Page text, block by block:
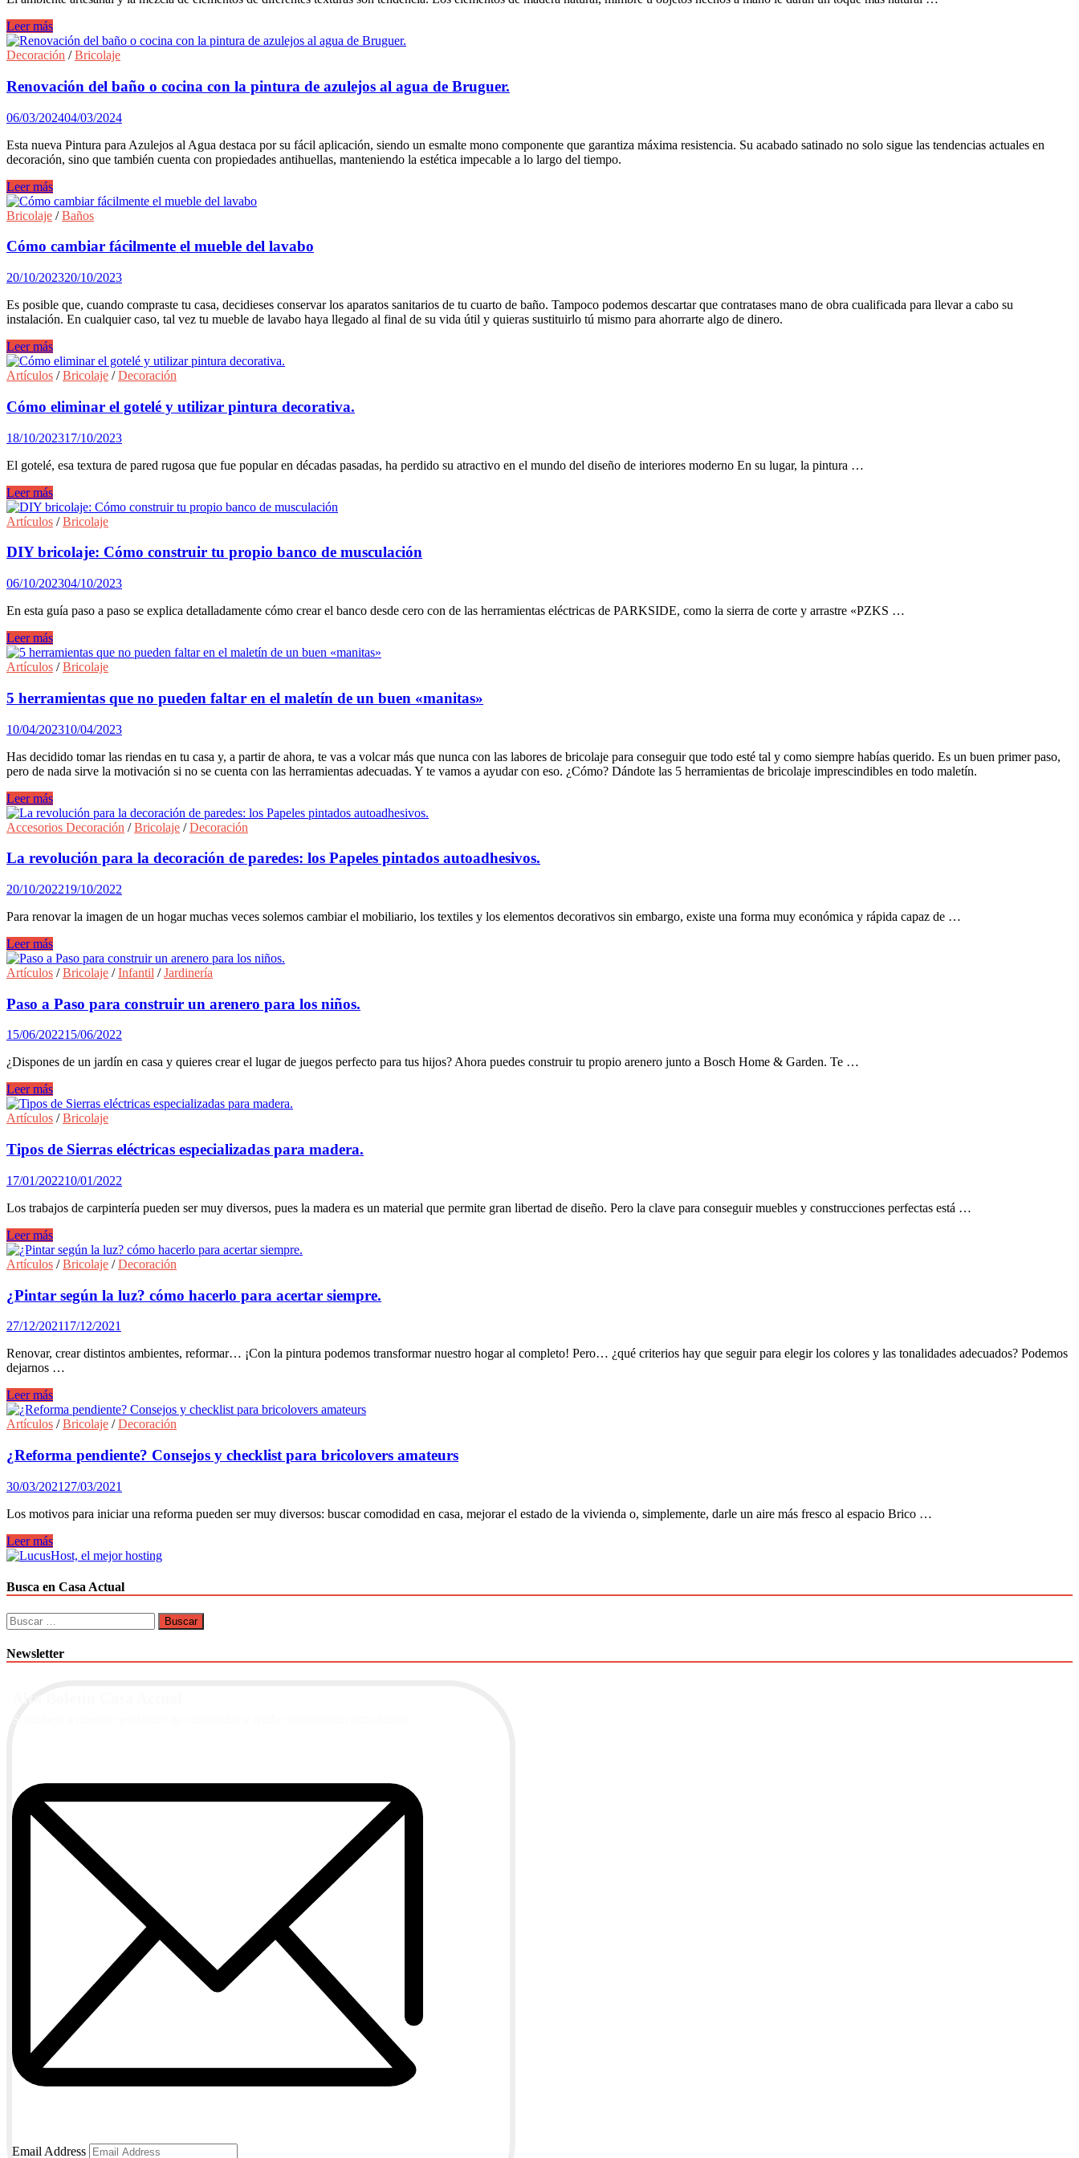
DIY
para
dar
toque
envejecido
a
un
marco
de
Leer más
Decoración /Bricolaje
Renovación del baño o cocina con la pintura de azulejos al agua de Bruguer.
06/03/202404/03/2024
Esta nueva Pintura para Azulejos al Agua destaca por su fácil aplicación, siendo un esmalte mono componente que garantiza máxima resistencia. Su acabado satinado no solo sigue las tendencias actuales en
decoración, sino que también cuenta con propiedades antihuellas, manteniendo la estética impecable a lo largo del tiempo.
Renovación
del
baño
cocina
la
pintura
de
azulejos
agua
de
Bruguer.
Leer más
Bricolaje /Baños
Cómo cambiar fácilmente el mueble del lavabo
20/10/202320/10/2023
Es posible que, cuando compraste tu casa, decidieses conservar los aparatos sanitarios de tu cuarto de baño. Tampoco podemos descartar que contratases mano de obra cualificada para llevar a cabo su
instalación. En cualquier caso, tal vez tu mueble de lavabo haya llegado al final de su vida útil y quieras sustituirlo tú mismo para ahorrarte algo de dinero.
Cómo
cambiar
fácilmente
mueble
del
lavabo
Leer más
Artículos /Bricolaje /Decoración
Cómo eliminar el gotelé y utilizar pintura decorativa.
18/10/202317/10/2023
El gotelé, esa textura de pared rugosa que fue popular en décadas pasadas, ha perdido su atractivo en el mundo del diseño de interiores moderno En su lugar, la pintura …
Cómo
eliminar
el
y
pintura
decorativa.
Leer más
Artículos /Bricolaje
DIY bricolaje: Cómo construir tu propio banco de musculación
06/10/202304/10/2023
En esta guía paso a paso se explica detalladamente cómo crear el banco desde cero con de las herramientas eléctricas de PARKSIDE, como la sierra de corte y arrastre «PZKS …
DIY
bricolaje:
Cómo
tu
propio
banco
de
musculación
Leer más
Artículos /Bricolaje
5 herramientas que no pueden faltar en el maletín de un buen «manitas»
10/04/202310/04/2023
Has decidido tomar las riendas en tu casa y, a partir de ahora, te vas a volcar más que nunca con las labores de bricolaje para conseguir que todo esté tal y como siempre habías querido. Es un buen primer paso,
pero de nada sirve la motivación si no se cuenta con las herramientas adecuadas. Y te vamos a ayudar con eso. ¿Cómo? Dándote las 5 herramientas de bricolaje imprescindibles en todo maletín.
5
herramientas
que
pueden
en
el
maletín
un
buen
«manitas»
Leer más
Accesorios Decoración /Bricolaje /Decoración
La revolución para la decoración de paredes: los Papeles pintados autoadhesivos.
20/10/202219/10/2022
Para renovar la imagen de un hogar muchas veces solemos cambiar el mobiliario, los textiles y los elementos decorativos sin embargo, existe una forma muy económica y rápida capaz de …
La
revolución
para
decoración
de
paredes:
los
Papeles
pintados
autoadhesivos.
Leer más
Artículos /Bricolaje /Infantil /Jardinería
Paso a Paso para construir un arenero para los niños.
15/06/202215/06/2022
¿Dispones de un jardín en casa y quieres crear el lugar de juegos perfecto para tus hijos? Ahora puedes construir tu propio arenero junto a Bosch Home & Garden. Te …
Paso
a
Paso
construir
un
arenero
para
los
Leer más
Artículos /Bricolaje
Tipos de Sierras eléctricas especializadas para madera.
17/01/202210/01/2022
Los trabajos de carpintería pueden ser muy diversos, pues la madera es un material que permite gran libertad de diseño. Pero la clave para conseguir muebles y construcciones perfectas está …
Tipos
de
Sierras
especializadas
para
madera.
Leer más
Artículos /Bricolaje /Decoración
¿Pintar según la luz? cómo hacerlo para acertar siempre.
27/12/202117/12/2021
Renovar, crear distintos ambientes, reformar… ¡Con la pintura podemos transformar nuestro hogar al completo! Pero… ¿qué criterios hay que seguir para elegir los colores y las tonalidades adecuados? Podemos
dejarnos …
¿Pintar
según
la
cómo
hacerlo
para
acertar
siempre.
Leer más
Artículos /Bricolaje /Decoración
¿Reforma pendiente? Consejos y checklist para bricolovers amateurs
30/03/2021 27/03/2021
Los motivos para iniciar una reforma pueden ser muy diversos: buscar comodidad en casa, mejorar el estado de la vivienda o, simplemente, darle un aire más fresco al espacio Brico …
¿Reforma
pendiente?
y
checklist
para
bricolovers
Leer más
Busca en Casa Actual
Buscar:
Newsletter
Email Address